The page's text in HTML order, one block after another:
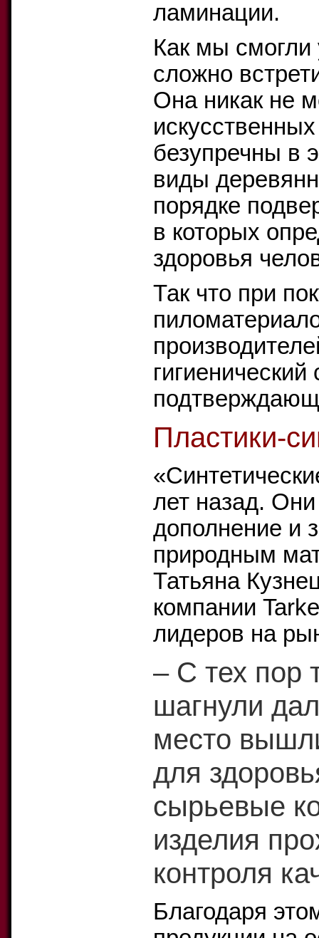
ламинации.
Как мы смогли
сложно
Она никак не
безупречны в
виды
порядке
в которых
здоровья
Так что при
Пластики-
лет назад.
дополнение и
природным
Татьяна
компании
лидеров на
– С тех пор
шагнули
место
для
сырьевые
изделия
контроля
Благодаря